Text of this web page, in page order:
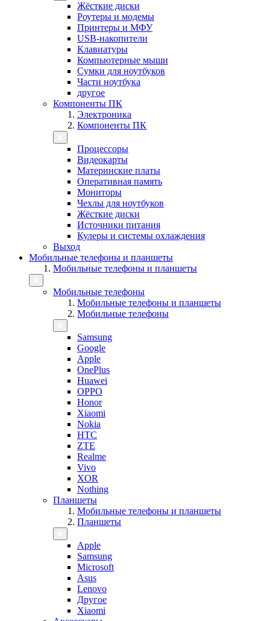
Жёсткие диски
Роутеры и модемы
Принтеры и МФУ
USB-накопители
Клавиатуры
Компьютерные мыши
Сумки для ноутбуков
Части ноутбука
другое
Компоненты ПК
Электроника
Компоненты ПК
Процессоры
Видеокарты
Материнские платы
Оперативная память
Мониторы
Чехлы для ноутбуков
Жёсткие диски
Источники питания
Кулеры и системы охлаждения
Выход
Мобильные телефоны и планшеты
Мобильные телефоны и планшеты
Мобильные телефоны
Мобильные телефоны и планшеты
Мобильные телефоны
Samsung
Google
Apple
OnePlus
Huawei
OPPO
Honor
Xiaomi
Nokia
HTC
ZTE
Realme
Vivo
XOR
Nothing
Планшеты
Мобильные телефоны и планшеты
Планшеты
Apple
Samsung
Microsoft
Asus
Lenovo
Другое
Xiaomi